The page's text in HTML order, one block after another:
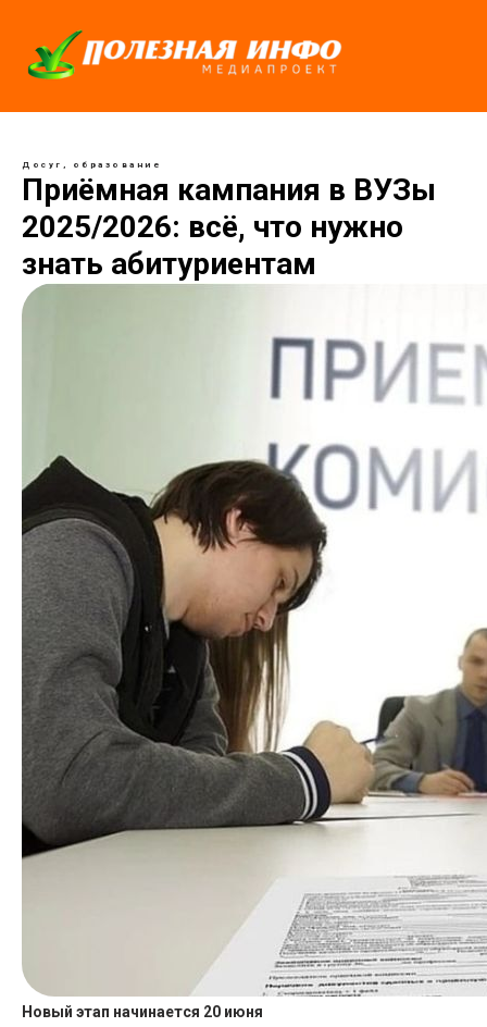
Досуг, образование
Приёмная кампания в ВУЗы
2025/2026: всё, что нужно
знать абитуриентам
Новый этап начинается 20 июня